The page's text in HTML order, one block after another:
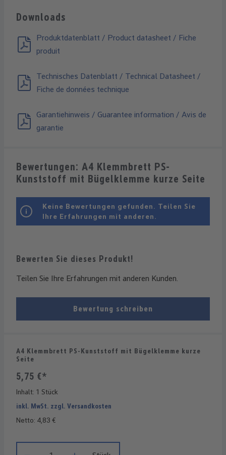
Downloads
Produktdatenblatt / Product datasheet / Fiche
produit
Technisches Datenblatt / Technical Datasheet /
Fiche de données technique
Garantiehinweis / Guarantee information / Avis de
garantie
Bewertungen: A4 Klemmbrett PS-
Kunststoff mit Bügelklemme kurze Seite
Bewerten Sie dieses Produkt!
Teilen Sie Ihre Erfahrungen mit anderen Kunden.
Bewertung schreiben
Keine Bewertungen gefunden. Teilen Sie
Ihre Erfahrungen mit anderen.
A4 Klemmbrett PS-Kunststoff mit Bügelklemme kurze
Seite
5,75 €*
Inhalt: 1 Stück
inkl. MwSt. zzgl. Versandkosten
Netto: 4,83 €